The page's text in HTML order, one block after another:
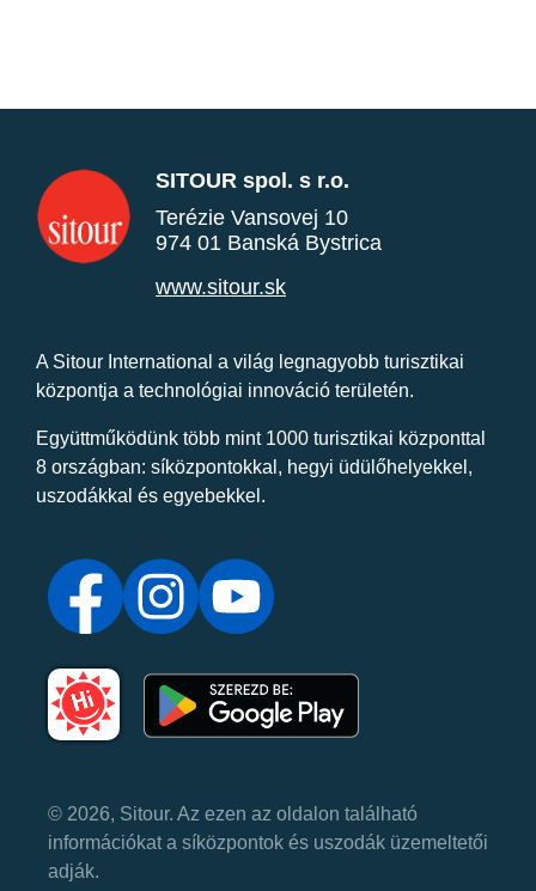
SITOUR spol. s r.o.
Terézie Vansovej 10
974 01 Banská Bystrica
www.sitour.sk
A Sitour International a világ legnagyobb turisztikai
központja a technológiai innováció területén.
Együttműködünk több mint 1000 turisztikai központtal
8 országban: síközpontokkal, hegyi üdülőhelyekkel,
uszodákkal és egyebekkel.
© 2026, Sitour. Az ezen az oldalon található
információkat a síközpontok és uszodák üzemeltetői
adják.